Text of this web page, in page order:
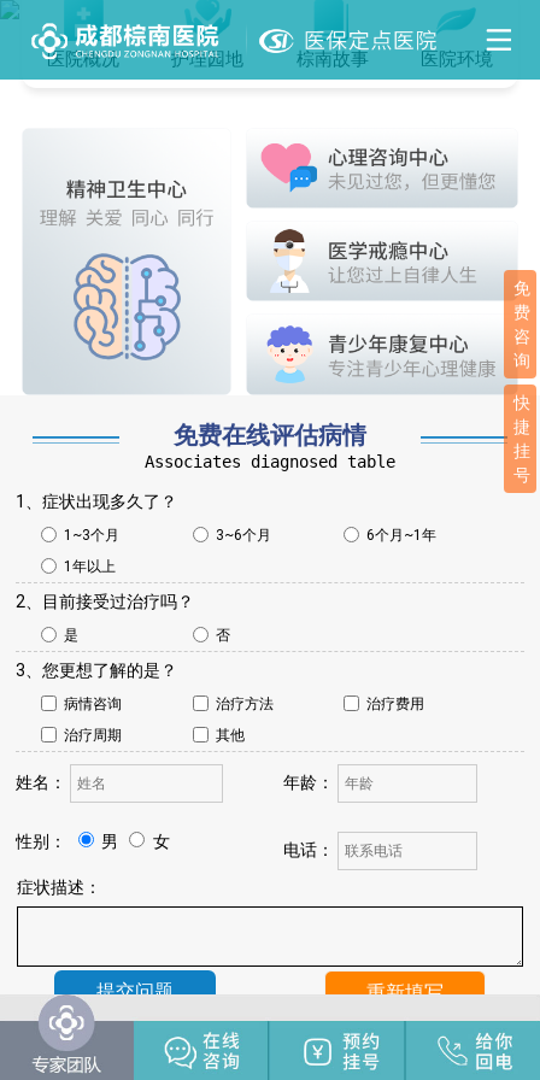
医院概况 护理园地 棕南故事 医院环境
免费在线评估病情
Associates diagnosed table
1、症状出现多久了？
1~3个月 3~6个月
6个月~1年
1年以上
2、目前接受过治疗吗？
是 否
3、您更想了解的是？
病情咨询 治疗方法
治疗费用
治疗周期
其他
姓名： 年龄：
性别： 男 女
电话：
症状描述：
温馨提示：
我院将于24小时内与您联系，请保持手机畅通，注
意来电。
免
费
咨
询
快
捷
挂
号